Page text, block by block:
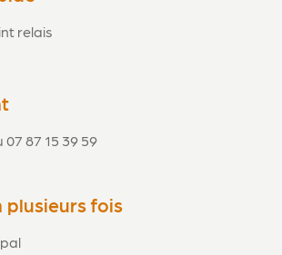
relais
87 15 39 59
plusieurs fois